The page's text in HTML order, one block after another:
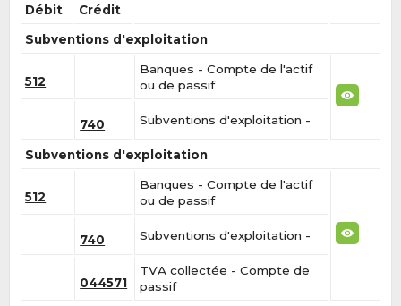
Débit Crédit
Subventions d'exploitation
512
Banques - Compte de l'actif
ou de passif
740 Subventions d'exploitation -
Subventions d'exploitation
512
Banques - Compte de l'actif
ou de passif
740 Subventions d'exploitation -
044571
TVA collectée - Compte de
passif